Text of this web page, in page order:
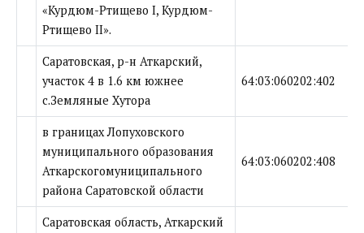
«Курдюм-Ртищево I, Курдюм-
Ртищево II».
Саратовская, р-н Аткарский,
участок 4 в 1.6 км южнее
с.Земляные Хутора
64:03:060202:402
в границах Лопуховского
муниципального образования
Аткарскогомуниципального
района Саратовской области
64:03:060202:408
Саратовская область, Аткарский